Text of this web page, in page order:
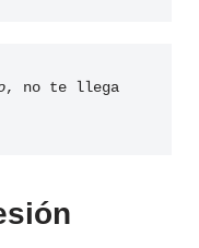
, no te llega